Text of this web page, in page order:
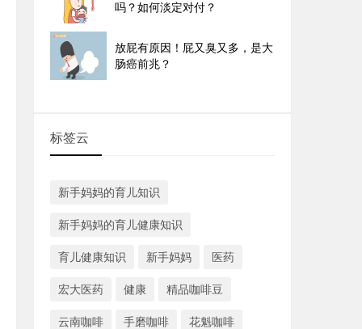
吗？如何淡定对付？
放屁有原因！屁又臭又多，是大
肠癌前兆？
标签云
新手妈妈的育儿知识
新手妈妈的育儿健康知识
育儿健康知识 新手妈妈 医药
宏大医药 健康 精品咖啡豆
云南咖啡 手磨咖啡 花魁咖啡